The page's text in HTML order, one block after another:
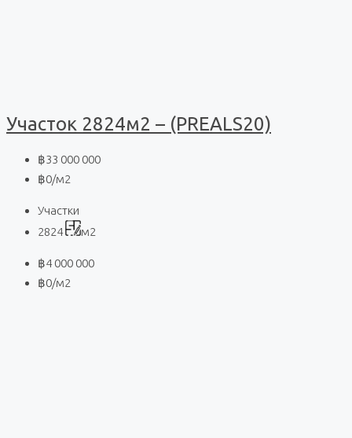
Участок 2824м2 – (PREALS20)
฿33 000 000
฿0/м2
Участки
2824
м2
฿4 000 000
฿0/м2